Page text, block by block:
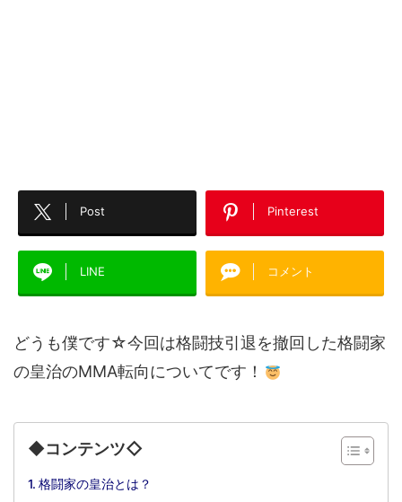
Post Pinterest
LINE コメント
どうも僕です☆今回は格闘技引退を撤回した格闘家
の皇治のMMA転向についてです！
◆コンテンツ◇
格闘家の皇治とは？